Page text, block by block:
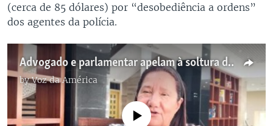
(cerca de 85 dólares) por “desobediência a ordens”
dos agentes da polícia.
Advogado e parlamentar apelam à soltura de ativistas angolanos
byVoz da América
No media source currently available